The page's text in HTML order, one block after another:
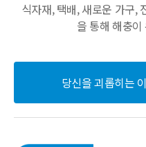
식자재, 택배, 새로운 가구,
을 통해 해충이
당신을 괴롭히는